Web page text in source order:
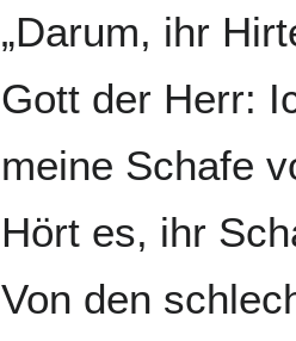
„Darum, ihr
Gott der Herr:
meine Schafe
Hört es, ihr
Von den